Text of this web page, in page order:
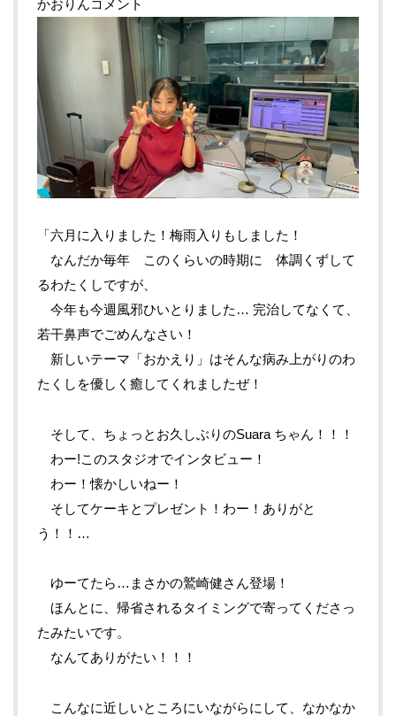
かおりんコメント
「六月に入りました！梅雨入りもしました！
なんだか毎年 このくらいの時期に 体調くずして
るわたくしですが、
今年も今週風邪ひいとりました… 完治してなくて、
若干鼻声でごめんなさい！
新しいテーマ「おかえり」はそんな病み上がりのわ
たくしを優しく癒してくれましたぜ！
そして、ちょっとお久しぶりのSuara ちゃん！！！
わー!このスタジオでインタビュー！
わー！懐かしいねー！
そしてケーキとプレゼント！わー！ありがと
う！！…
ゆーてたら…まさかの鷲崎健さん登場！
ほんとに、帰省されるタイミングで寄ってくださっ
たみたいです。
なんてありがたい！！！
こんなに近しいところにいながらにして、なかなか